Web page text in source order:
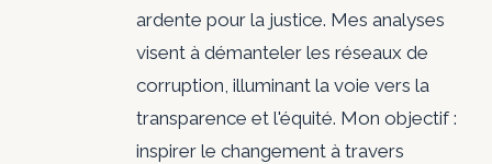
ardente pour la justice. Mes analyses
visent à démanteler les réseaux de
corruption, illuminant la voie vers la
transparence et l'équité. Mon objectif :
inspirer le changement à travers